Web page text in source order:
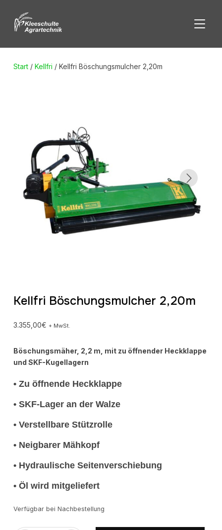
Start/ Kellfri / Kellfri Böschungsmulcher 2,20m
Kellfri Böschungsmulcher 2,20m
3.355,00€ + MwSt.
Böschungsmäher, 2,2 m, mit zu öffnender Heckklappe
und SKF-Kugellagern
• Zu öffnende Heckklappe
• SKF-Lager an der Walze
• Verstellbare Stützrolle
• Neigbarer Mähkopf
• Hydraulische Seitenverschiebung
• Öl wird mitgeliefert
Verfügbar bei Nachbestellung